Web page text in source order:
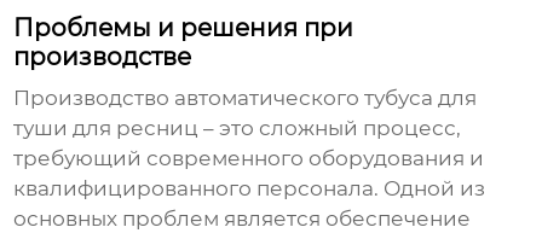
Проблемы и решения при
производстве
Производство автоматического тубуса для
туши для ресниц – это сложный процесс,
требующий современного оборудования и
квалифицированного персонала. Одной из
основных проблем является обеспечение